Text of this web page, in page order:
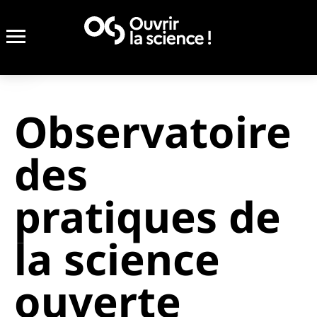
Observatoire
des
pratiques de
la science
ouverte
Retour
Retour